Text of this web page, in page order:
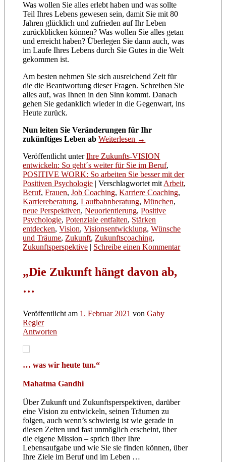
Was wollen Sie alles erlebt haben und was sollte
Teil Ihres Lebens gewesen sein, damit Sie mit 80
Jahren glücklich und zufrieden auf Ihr Leben
zurückblicken können? Was wollen Sie alles getan
und erreicht haben? Überlegen Sie dann auch, was
im Laufe Ihres Lebens durch Sie Gutes in die Welt
gekommen ist.
Am besten nehmen Sie sich ausreichend Zeit für
die die Beantwortung dieser Fragen. Schreiben Sie
alles auf, was Ihnen in den Sinn kommt. Danach
gehen Sie gedanklich wieder in die Gegenwart, ins
Heute zurück.
Nun leiten Sie Veränderungen für Ihr
zukünftiges Leben ab Weiterlesen →
Veröffentlicht unter Ihre Zukunfts-VISION
entwickeln: So geht´s weiter für Sie im Beruf,
POSITIVE WORK: So arbeiten Sie besser mit der
Positiven Psychologie |Verschlagwortet mit Arbeit,
Beruf,Frauen,Job Coaching,Karriere Coaching,
Karriereberatung,Laufbahnberatung,München,
neue Perspektiven,Neuorientierung,Positive
Psychologie,Potenziale entfalten, Stärken
entdecken,Vision,Visionsentwicklung,Wünsche
und Träume, Zukunft, Zukunftscoaching,
Zukunftsperspektive | Schreibe einen Kommentar
„Die Zukunft hängt davon ab,
…
Veröffentlicht am 1. Februar 2021 vonGaby
Regler
Antworten
… was wir heute tun.“
Mahatma Gandhi
Über Zukunft und Zukunftsperspektiven, darüber
eine Vision zu entwickeln, seinen Träumen zu
folgen, auch wenn’s schwierig ist wie gerade in
diesen Zeiten und fast unmöglich erscheint, über
die eigene Mission – sprich über Ihre
Lebensaufgabe und wie Sie sie finden können, über
Ihre Ziele im Beruf und im Leben …